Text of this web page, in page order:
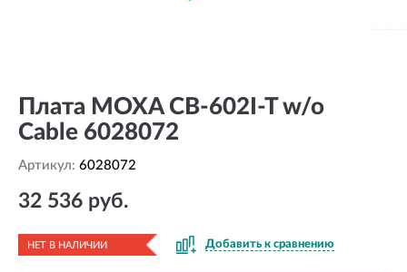
Плата MOXA CB-602I-T w/o
Cable 6028072
Артикул: 6028072
32 536 руб.
НЕТ В НАЛИЧИИ Добавить к сравнению